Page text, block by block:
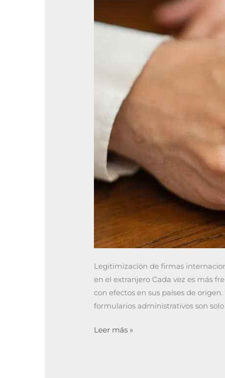
Legitimización de firmas
en el extranjero Cada vez es más
con efectos en sus países de
formularios administrativos son
Leer más »